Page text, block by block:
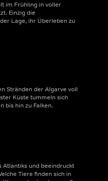
im Frühling in voller
Einzig die
Lage, ihr Überleben zu
Stränden der Algarve voll
Küste tummeln sich
bis hin zu Falken.
Atlantiks und beeindruckt
Tiere finden sich in